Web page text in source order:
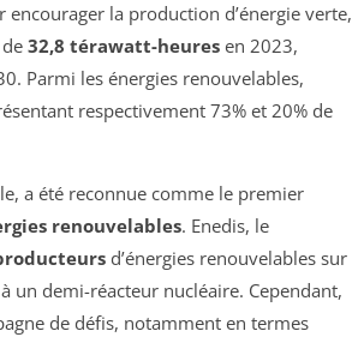
encourager la production d’énergie verte,
32,8 térawatt-heures en 2023,
Parmi les énergies renouvelables,
respectivement 73% et 20% de
a été reconnue comme le premier
renouvelables. Enedis, le
d’énergies renouvelables sur
un demi-réacteur nucléaire. Cependant,
de défis, notamment en termes